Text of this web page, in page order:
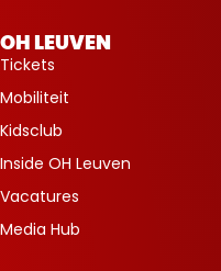
OH LEUVEN
Tickets
Mobiliteit
Kidsclub
Inside OH Leuven
Vacatures
Media Hub